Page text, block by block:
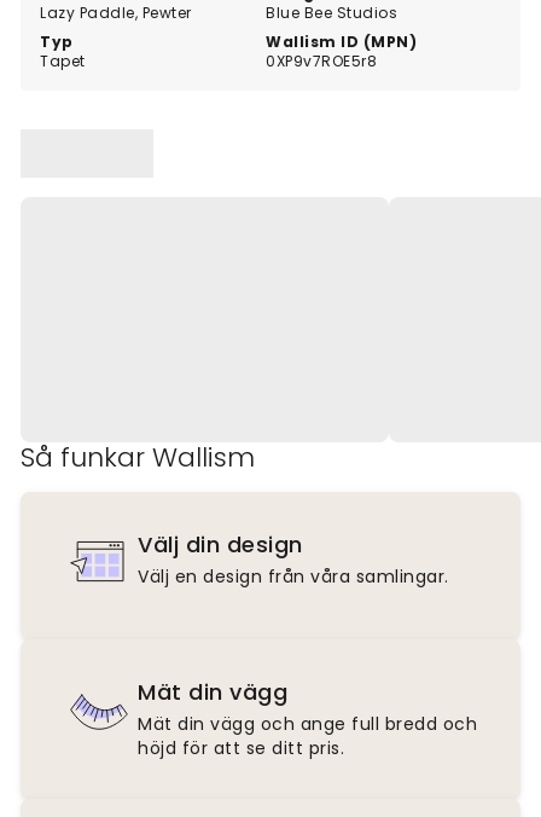
Lazy Paddle, Pewter
Blue Bee Studios
Typ
Tapet
Wallism ID (MPN)
0XP9v7ROE5r8
Så funkar Wallism
Välj din design
Välj en design från våra samlingar.
Mät din vägg
Mät din vägg och ange full bredd och
höjd för att se ditt pris.